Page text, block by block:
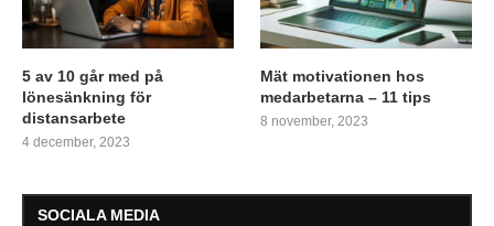
5 av 10 går med på
lönesänkning för
distansarbete
4 december, 2023
Mät motivationen hos
medarbetarna – 11 tips
8 november, 2023
SOCIALA MEDIA